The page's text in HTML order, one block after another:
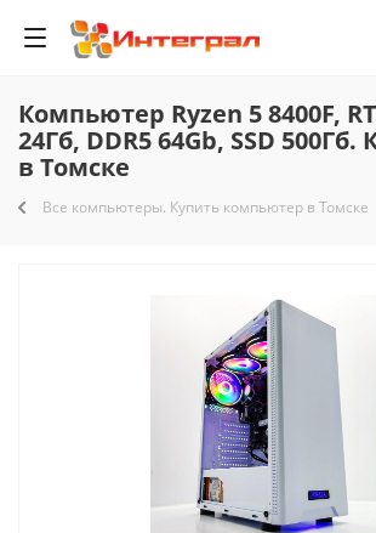
Компьютер Ryzen 5 8400F,
24Гб, DDR5 64Gb, SSD 500Гб.
в Томске
Все компьютеры. Купить компьютер в Томске